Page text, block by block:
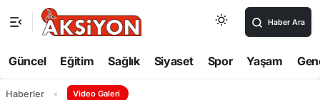
Haber Ara
Güncel Eğitim Sağlık Siyaset Spor Yaşam
Haberler Video Galeri